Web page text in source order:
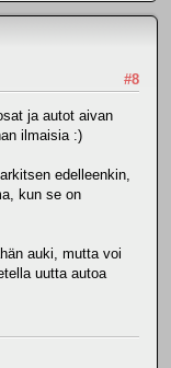
#8
ja autot aivan
ilmaisia :)
edelleenkin,
kun se on
auki, mutta voi
uutta autoa